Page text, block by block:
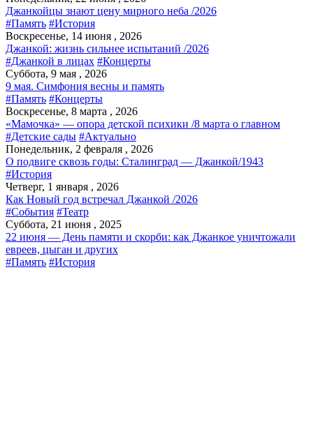
Джанкойцы знают цену мирного неба /2026
#Память #История
Воскресенье, 14 июня , 2026
Джанкой: жизнь сильнее испытаний /2026
#Джанкой в лицах #Концерты
Суббота, 9 мая , 2026
9 мая. Симфония весны и память
#Память #Концерты
Воскресенье, 8 марта , 2026
«Мамочка» — опора детской психики /8 марта о главном
#Детские сады #Актуально
Понедельник, 2 февраля , 2026
О подвиге сквозь годы: Сталинград — Джанкой/1943
#История
Четверг, 1 января , 2026
Как Новый год встречал Джанкой /2026
#События #Театр
Суббота, 21 июня , 2025
22 июня — День памяти и скорби: как Джанкое уничтожали
евреев, цыган и других
#Память #История